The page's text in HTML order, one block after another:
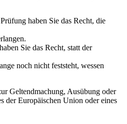
haben Sie das Recht, die
Sie das Recht, statt der
noch nicht feststeht, wessen
Geltendmachung, Ausübung oder
der Europäischen Union oder eines